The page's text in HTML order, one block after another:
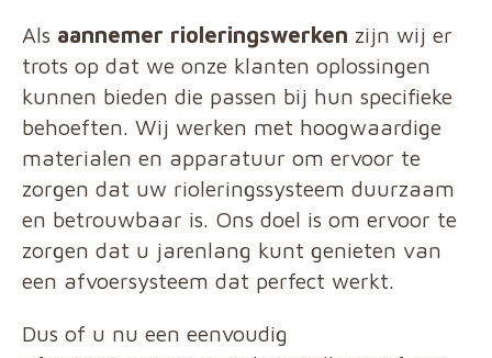
Als aannemer rioleringswerken zijn wij er
trots op dat we onze klanten oplossingen
kunnen bieden die passen bij hun specifieke
behoeften. Wij werken met hoogwaardige
materialen en apparatuur om ervoor te
zorgen dat uw rioleringssysteem duurzaam
en betrouwbaar is. Ons doel is om ervoor te
zorgen dat u jarenlang kunt genieten van
een afvoersysteem dat perfect werkt.
Dus of u nu een eenvoudig